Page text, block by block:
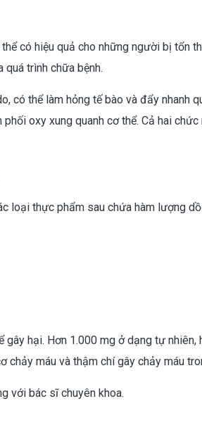
có hiệu quả cho những người bị tổn
trình chữa bệnh.
có thể làm hỏng tế bào và đẩy nhanh
oxy xung quanh cơ thể. Cả hai
loại thực phẩm sau chứa hàm lượng
gây hại. Hơn 1.000 mg ở dạng tự
chảy máu và thậm chí gây chảy máu
với bác sĩ chuyên khoa.